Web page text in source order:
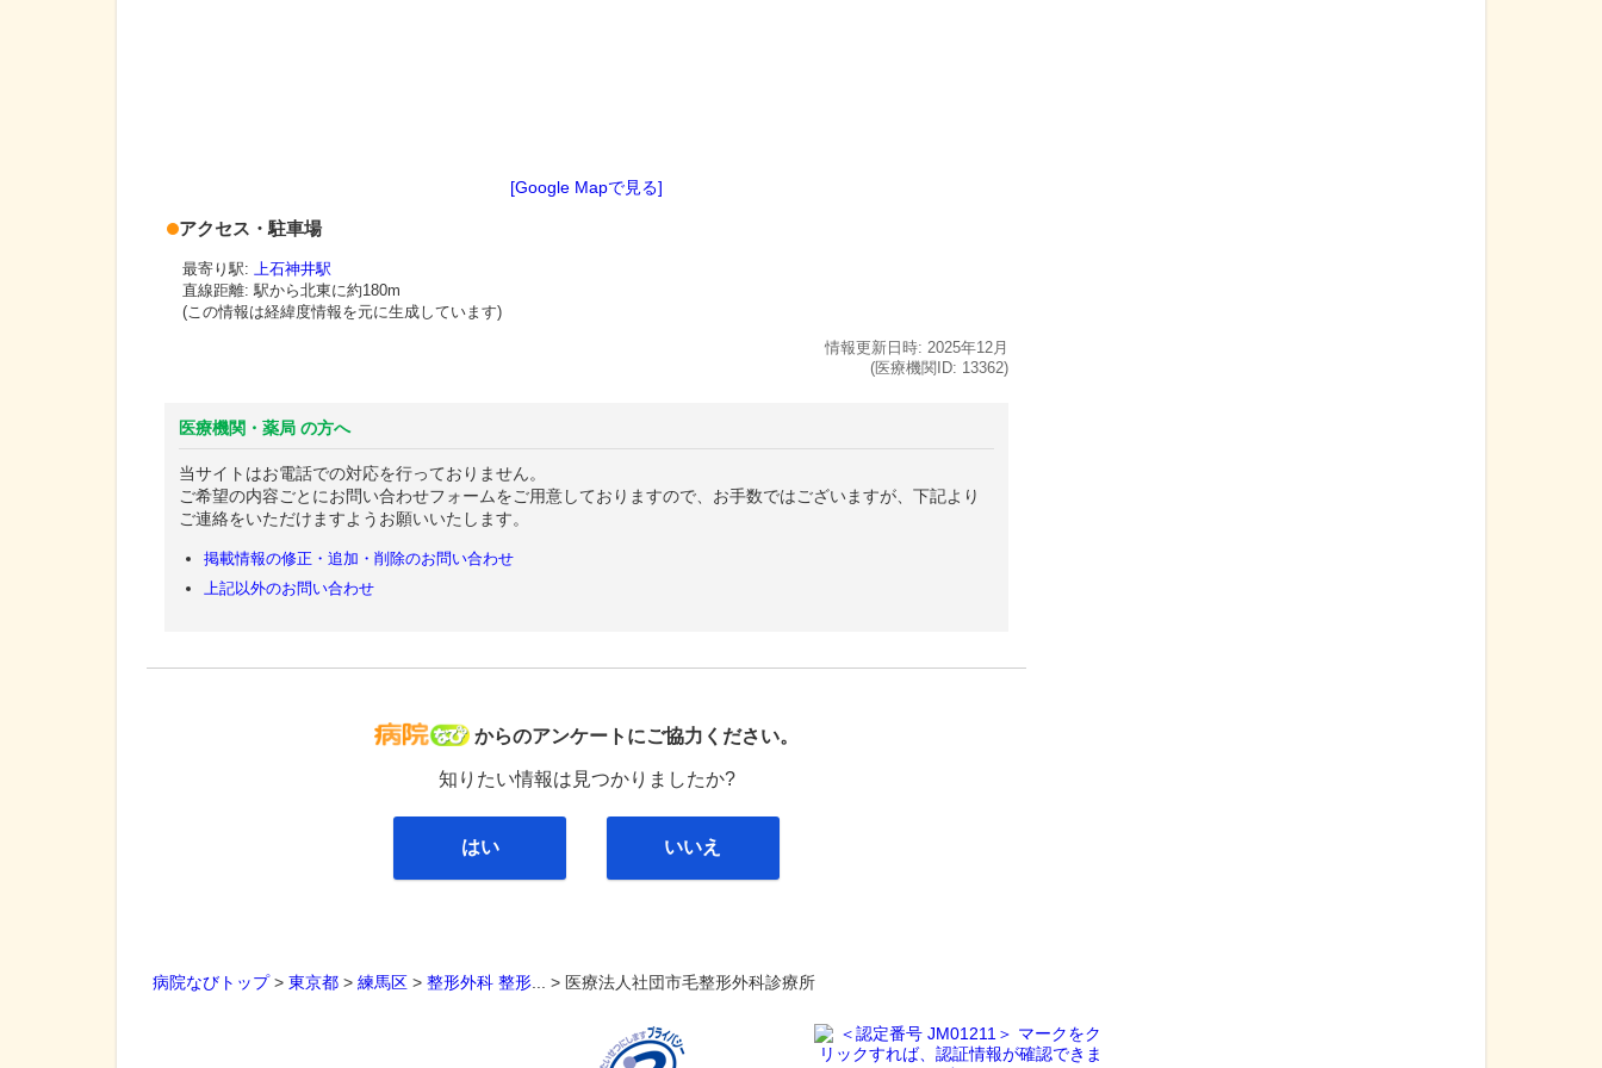
[Google Mapで見る]
アクセス・駐車場
最寄り駅: 上石神井駅
直線距離: 駅から北東に約180m
(この情報は経緯度情報を元に生成しています)
情報更新日時: 2025年12月
(医療機関ID: 13362)
医療機関・薬局 の方へ
当サイトはお電話での対応を行っておりません。
ご希望の内容ごとにお問い合わせフォームをご用意しておりますので、お手数ではございますが、下記より
ご連絡をいただけますようお願いいたします。
掲載情報の修正・追加・削除のお問い合わせ
上記以外のお問い合わせ
病院なび
からのアンケートにご協力ください。
知りたい情報は見つかりましたか?
はい いいえ
病院なびトップ> 東京都 > 練馬区 > 整形外科 整形... > 医療法人社団市毛整形外科診療所